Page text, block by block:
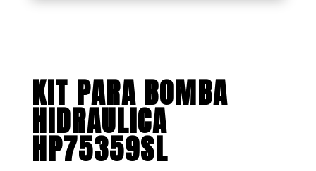
KIT PARA BOMBA
HIDRAULICA
HP75359SL